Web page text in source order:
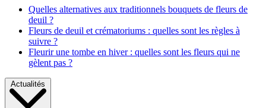
Quelles alternatives aux traditionnels bouquets de fleurs de
deuil ?
Fleurs de deuil et crématoriums : quelles sont les règles à
suivre ?
Fleurir une tombe en hiver : quelles sont les fleurs qui ne
gèlent pas ?
Actualités